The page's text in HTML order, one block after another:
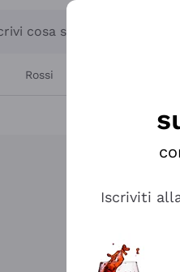
cosa stai cercando
Rossi
Iscriviti